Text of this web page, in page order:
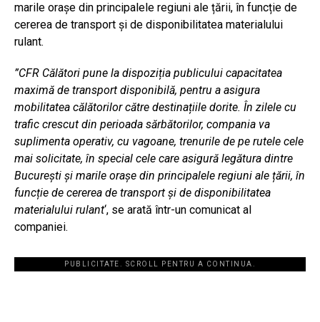
marile orașe din principalele regiuni ale țării, în funcție de
cererea de transport și de disponibilitatea materialului
rulant.
”CFR Călători pune la dispoziția publicului capacitatea
maximă de transport disponibilă, pentru a asigura
mobilitatea călătorilor către destinațiile dorite. În zilele cu
trafic crescut din perioada sărbătorilor, compania va
suplimenta operativ, cu vagoane, trenurile de pe rutele cele
mai solicitate, în special cele care asigură legătura dintre
București și marile orașe din principalele regiuni ale țării, în
funcție de cererea de transport și de disponibilitatea
materialului rulant‘, se arată într-un comunicat al
companiei.
PUBLICITATE. SCROLL PENTRU A CONTINUA.